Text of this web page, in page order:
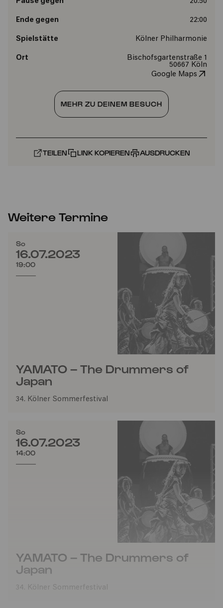
Ende gegen 22:00
Spielstätte Kölner Philharmonie
Ort
Bischofsgartenstraße 1
50667 Köln
Google Maps
MEHR ZU DEINEM BESUCH
TEILEN LINK KOPIEREN AUSDRUCKEN
Weitere Termine
So
16.07.2023
19:00
YAMATO – The Drummers of
Japan
34. Kölner Sommerfestival
So
16.07.2023
14:00
YAMATO – The Drummers of
Japan
34. Kölner Sommerfestival